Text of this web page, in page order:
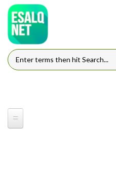
Pular para o conteúdo principal
FORMULÁRIO